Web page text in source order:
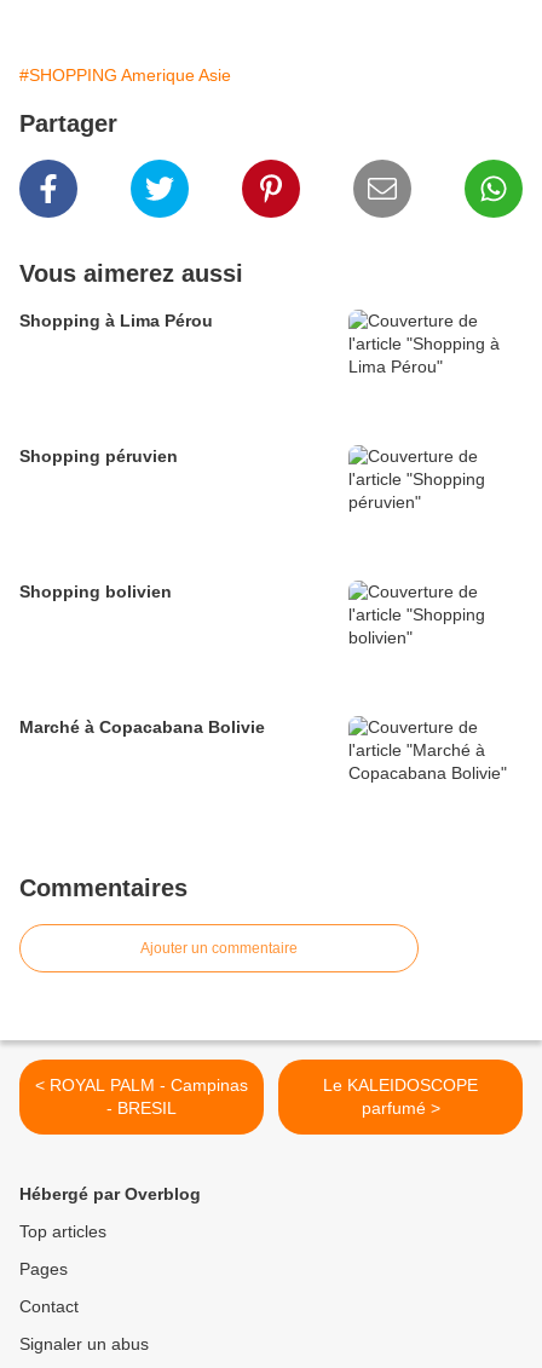
#SHOPPING Amerique Asie
Partager
Vous aimerez aussi
Shopping à Lima Pérou
Shopping péruvien
Shopping bolivien
Marché à Copacabana Bolivie
Commentaires
Ajouter un commentaire
< ROYAL PALM - Campinas
- BRESIL
Le KALEIDOSCOPE
parfumé >
Hébergé par Overblog
Top articles
Pages
Contact
Signaler un abus